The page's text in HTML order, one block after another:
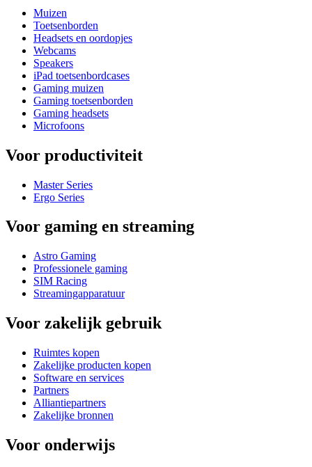
Muizen
Toetsenborden
Headsets en oordopjes
Webcams
Speakers
iPad toetsenbordcases
Gaming muizen
Gaming toetsenborden
Gaming headsets
Microfoons
Voor productiviteit
Master Series
Ergo Series
Voor gaming en streaming
Astro Gaming
Professionele gaming
SIM Racing
Streamingapparatuur
Voor zakelijk gebruik
Ruimtes kopen
Zakelijke producten kopen
Software en services
Partners
Alliantiepartners
Zakelijke bronnen
Voor onderwijs